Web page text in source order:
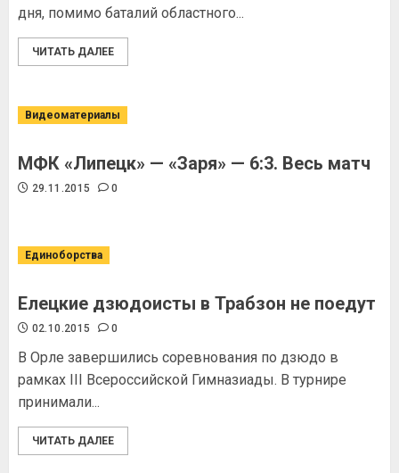
дня, помимо баталий областного...
ЧИТАТЬ ДАЛЕЕ
Видеоматериалы
МФК «Липецк» — «Заря» — 6:3. Весь матч
29.11.2015 0
Единоборства
Елецкие дзюдоисты в Трабзон не поедут
02.10.2015 0
В Орле завершились соревнования по дзюдо в
рамках III Всероссийской Гимназиады. В турнире
принимали...
ЧИТАТЬ ДАЛЕЕ